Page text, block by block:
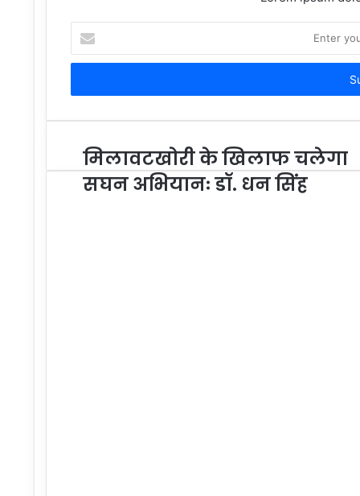
Enter
your
Email
मिलावटखोरी के खिलाफ चलेगा
सघन अभियानः डॉ. धन सिंह